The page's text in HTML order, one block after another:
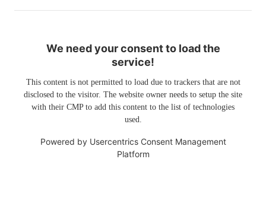
We need your consent to load the
service!
This content is not permitted to load due to trackers that are not
disclosed to the visitor. The website owner needs to setup the site
with their CMP to add this content to the list of technologies
used.
Powered by Usercentrics Consent Management
Platform